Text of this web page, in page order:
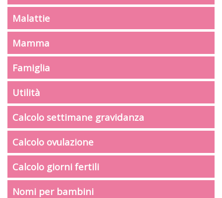
Malattie
Mamma
Famiglia
Utilità
Calcolo settimane gravidanza
Calcolo ovulazione
Calcolo giorni fertili
Nomi per bambini